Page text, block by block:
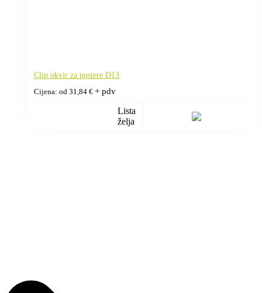
Clip okvir za postere D13
Cijena: od 31,84 € + pdv
Lista
želja